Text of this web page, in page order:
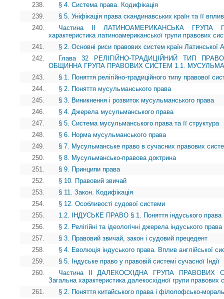
238.
§ 4. Система права. Кодифікація
239.
§ 5. Уніфікація права скандинавських країн та її
240.
Частина II ЛАТИНОАМЕРИКАНСЬКА ГРУПА
характеристика латиноамериканської групи правових
241.
§ 2. Основні риси правових систем країн Латинської
242.
Глава 32 РЕЛІГІЙНО-ТРАДИЦІЙНИЙ ТИП
ОБЩИННА ГРУПА ПРАВОВИХ СИСТЕМ 1.1.
243.
§ 1. Поняття релігійно-традиційного типу правової
244.
§ 2. Поняття мусульманського права
245.
§ 3. Виникнення і розвиток мусульманського права
246.
§ 4. Джерела мусульманського права
247.
§ 5. Система мусульманського права та її структура
248.
§ 6. Норма мусульманського права
249.
§ 7. Мусульманське право в сучасних правових
250.
§ 8. Мусульмансько-правова доктрина
251.
§ 9. Принципи права
252.
§ 10. Правовий звичай
253.
§ 11. Закон. Кодифікація
254.
§ 12. Особливості судової системи
255.
1.2. ІНДУСЬКЕ ПРАВО § 1. Поняття індуського права
256.
§ 2. Релігійні та ідеологічні джерела індуського права
257.
§ 3. Правовий звичай, закон і судовий прецедент
258.
§ 4. Еволюція індуського права. Вплив англійської
259.
§ 5. Індуське право у правовій системі сучасної Індії
260.
Частина II ДАЛЕКОСХІДНА ГРУПА
Загальна характеристика далекосхідної групи правових
261.
§ 2. Поняття китайського права і філолофсько-